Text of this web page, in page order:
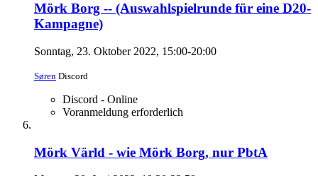
Mörk Borg -- (Auswahlspielrunde für eine D20-
Kampagne)
Sonntag, 23. Oktober 2022, 15:00-20:00
Søren Discord
Discord - Online
Voranmeldung erforderlich
Mörk Värld - wie Mörk Borg, nur PbtA